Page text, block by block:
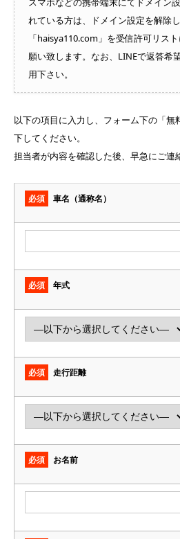
れている方は、ドメイン設定を解除
「haisya110.com」を受信許可リス
願い致します。なお、LINEで返答希
用下さい。
以下の項目に入力し、フォーム下の「無
下してください。
担当者が内容を確認した後、早急にご連
必須 車名（通称名）
必須 年式
必須 走行距離
必須 お名前